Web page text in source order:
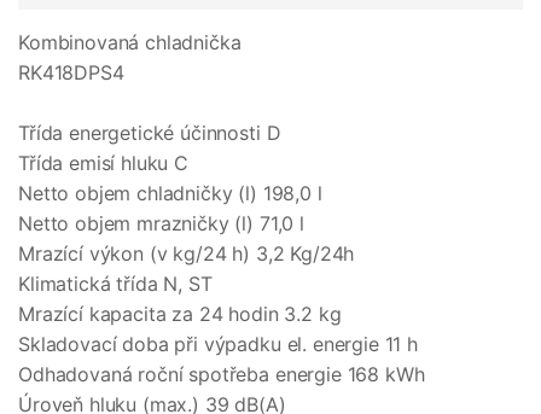
Kombinovaná chladnička
RK418DPS4
Třída energetické účinnosti D
Třída emisí hluku C
Netto objem chladničky (l) 198,0 l
Netto objem mrazničky (l) 71,0 l
Mrazící výkon (v kg/24 h) 3,2 Kg/24h
Klimatická třída N, ST
Mrazící kapacita za 24 hodin 3.2 kg
Skladovací doba při výpadku el. energie 11 h
Odhadovaná roční spotřeba energie 168 kWh
Úroveň hluku (max.) 39 dB(A)